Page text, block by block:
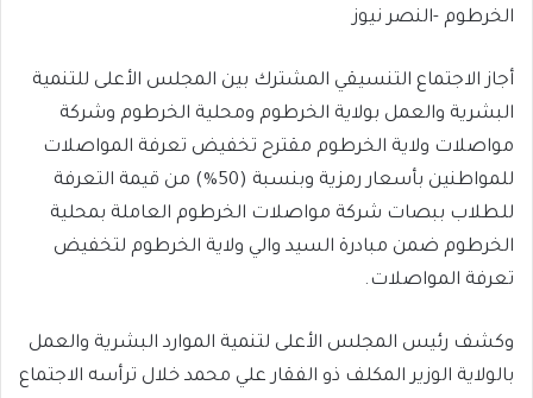
الخرطوم -النصر نيوز
أجاز الاجتماع التنسيقي المشترك بين المجلس الأعلى للتنمية
البشرية والعمل بولاية الخرطوم ومحلية الخرطوم وشركة
مواصلات ولاية الخرطوم مقترح تخفيض تعرفة المواصلات
للمواطنين بأسعار رمزية وبنسبة (50%) من قيمة التعرفة
للطلاب ببصات شركة مواصلات الخرطوم العاملة بمحلية
الخرطوم ضمن مبادرة السيد والي ولاية الخرطوم لتخفيض
تعرفة المواصلات.
وكشف رئيس المجلس الأعلى لتنمية الموارد البشرية والعمل
بالولاية الوزير المكلف ذو الفقار علي محمد خلال ترأسه الاجتماع